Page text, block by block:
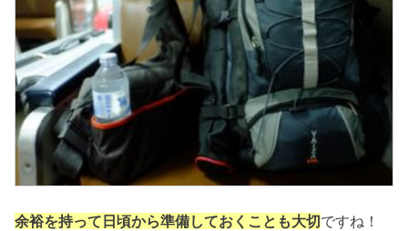
余裕を持って日頃から準備しておくことも大切 ですね！